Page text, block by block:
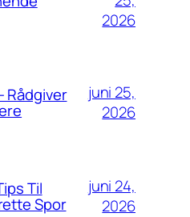
2026
Rådgiver
juni 25,
2026
Til
Spor
juni 24,
2026